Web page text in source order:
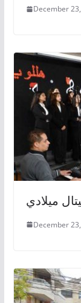
December
ميلادي
December